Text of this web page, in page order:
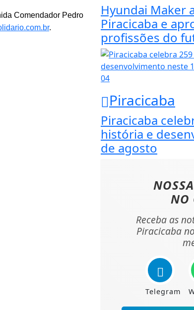
Comendador Pedro
.
Hyundai Maker
Piracicaba e
profissões do
04
Piracicaba
Piracicaba
história e
de agosto
NO
Receba as
Piracicaba
Telegram